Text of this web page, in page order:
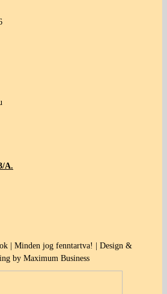
A.
| Minden jog fenntartva! | Design &
by Maximum Business